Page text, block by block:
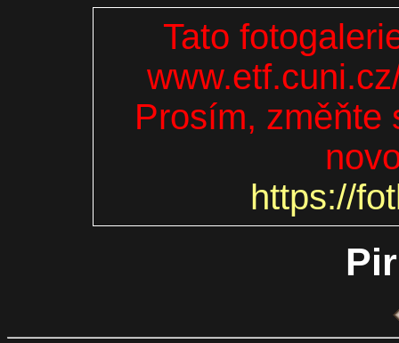
Tato
Prosím, změňte
https://